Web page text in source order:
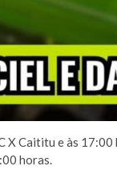
X Caititu e às
horas.